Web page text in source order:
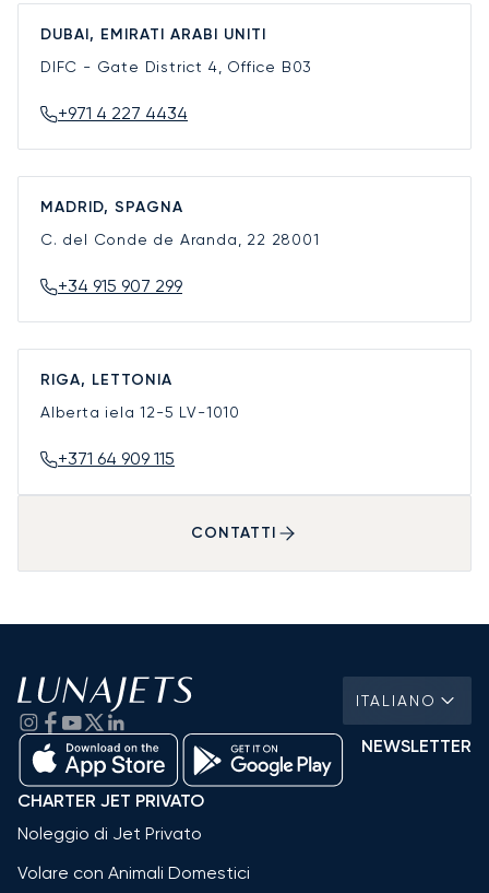
DUBAI, EMIRATI ARABI UNITI
DIFC - Gate District 4, Office B03
+971 4 227 4434
MADRID, SPAGNA
C. del Conde de Aranda, 22 28001
+34 915 907 299
RIGA, LETTONIA
Alberta iela 12-5 LV-1010
+371 64 909 115
CONTATTI
ITALIANO
NEWSLETTER
CHARTER JET PRIVATO
Noleggio di Jet Privato
Volare con Animali Domestici